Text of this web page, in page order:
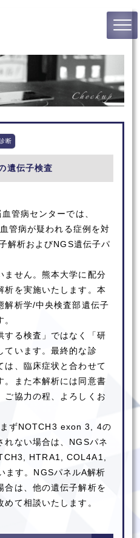
断
遺伝子検査
管病センターでは、
管病が疑われる症例を対
解析およびNGS遺伝子パ
ません。熊本大学に配分
析を実施いたします。本
解析学/中央検査部遺伝子
する検査」ではなく「研
ています。最終的な診
は、臨床症状と合わせて
。また本解析には同意書
ご協力の程、よろしくお
ずNOTCH3 exon 3, 4の
れない場合は、NGSパネ
HTRA1, COL4A1,
ます。NGSパネルA解析
合は、他の遺伝子解析を
て相談いたします。